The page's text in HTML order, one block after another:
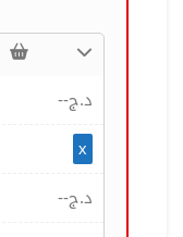
--د.ج
x
--د.ج